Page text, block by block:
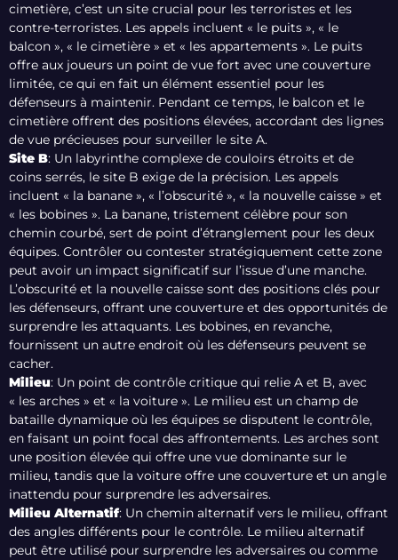
cimetière, c’est un site crucial pour les terroristes et les
contre-terroristes. Les appels incluent « le puits », « le
balcon », « le cimetière » et « les appartements ». Le puits
offre aux joueurs un point de vue fort avec une couverture
limitée, ce qui en fait un élément essentiel pour les
défenseurs à maintenir. Pendant ce temps, le balcon et le
cimetière offrent des positions élevées, accordant des lignes
de vue précieuses pour surveiller le site A.
Site B: Un labyrinthe complexe de couloirs étroits et de
coins serrés, le site B exige de la précision. Les appels
incluent « la banane », « l’obscurité », « la nouvelle caisse » et
« les bobines ». La banane, tristement célèbre pour son
chemin courbé, sert de point d’étranglement pour les deux
équipes. Contrôler ou contester stratégiquement cette zone
peut avoir un impact significatif sur l’issue d’une manche.
L’obscurité et la nouvelle caisse sont des positions clés pour
les défenseurs, offrant une couverture et des opportunités de
surprendre les attaquants. Les bobines, en revanche,
fournissent un autre endroit où les défenseurs peuvent se
cacher.
Milieu: Un point de contrôle critique qui relie A et B, avec
« les arches » et « la voiture ». Le milieu est un champ de
bataille dynamique où les équipes se disputent le contrôle,
en faisant un point focal des affrontements. Les arches sont
une position élevée qui offre une vue dominante sur le
milieu, tandis que la voiture offre une couverture et un angle
inattendu pour surprendre les adversaires.
Milieu Alternatif: Un chemin alternatif vers le milieu, offrant
des angles différents pour le contrôle. Le milieu alternatif
peut être utilisé pour surprendre les adversaires ou comme